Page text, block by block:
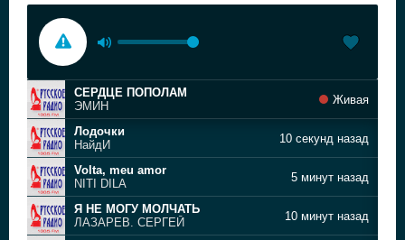
СЕРДЦЕ ПОПОЛАМ
ЭМИН
Живая
Лодочки
НайдИ
10 секунд назад
Volta, meu amor
NITI DILA
5 минут назад
Я НЕ МОГУ МОЛЧАТЬ
ЛАЗАРЕВ. СЕРГЕЙ
10 минут назад